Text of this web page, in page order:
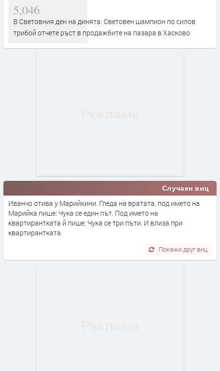
5,046
В Световния ден на динята: Световен шампион по силов
трибой отчете ръст в продажбите на пазара в Хасково
Случаен виц
Иванчо отива у Марийкини. Гледа на вратата, под името на
Марийка пише: Чука се един път. Под името на
квартирантката й пише: Чука се три пъти. И влиза при
квартирантката.
Покажи друг виц